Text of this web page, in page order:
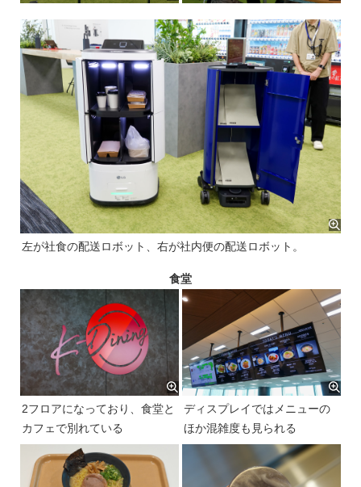
左が社食の配送ロボット、右が社内便の配送ロボット。
食堂
2フロアになっており、食堂と
カフェで別れている
ディスプレイではメニューの
ほか混雑度も見られる